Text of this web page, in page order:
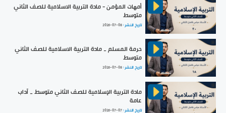
أمهات المؤمن - مادة التربية الاسلامية للصف الثاني
متوسط
تاريخ النشر :2026-07-08
حرمة المسلم _ مادة التربية الاسلامية للصف الثاني
متوسط
تاريخ النشر :2026-07-08
مادة التربية الإسلامية للصف الثاني متوسط _ آداب
عامة
تاريخ النشر :2026-07-07